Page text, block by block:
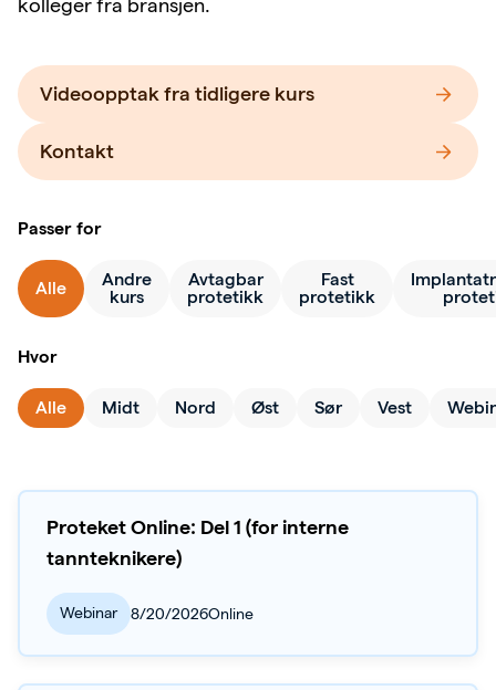
kolleger fra bransjen.
Videoopptak fra tidligere kurs
Kontakt
Passer for
Alle
Andre
kurs
Avtagbar
protetikk
Fast
protetikk
Hvor
Alle Midt Nord Øst Sør Vest
Proteket Online: Del 1 (for interne
tannteknikere)
Webinar 8/20/2026Online